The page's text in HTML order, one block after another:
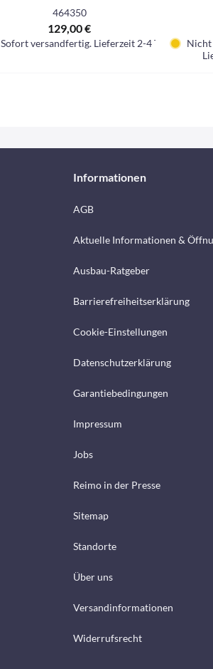
464350
129,00 €
Sofort versandfertig. Lieferzeit 2-4 Tage.
Nicht
Informationen
AGB
Aktuelle Informationen &
Ausbau-Ratgeber
Barrierefreiheitserklärung
Cookie-Einstellungen
Datenschutzerklärung
Garantiebedingungen
Impressum
Jobs
Reimo in der Presse
Sitemap
Standorte
Über uns
Versandinformationen
Widerrufsrecht